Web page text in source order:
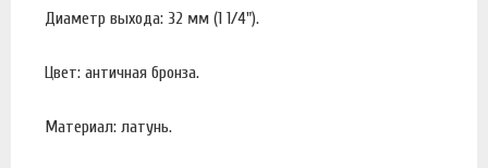
Диаметр выхода: 32 мм (1 1/4").
Цвет: античная бронза.
Материал: латунь.